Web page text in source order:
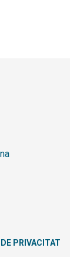
PRIVACITAT